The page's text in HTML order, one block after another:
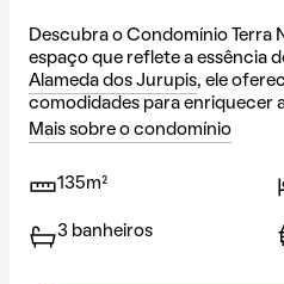
Descubra o Condomínio Terra
espaço que reflete a essência
Alameda dos Jurupis, ele
comodidades para enriquecer
Mais sobre o condomínio
135m²
3 banheiros